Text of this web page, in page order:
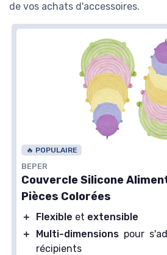
de vos achats d'accessoires.
🔥 POPULAIRE
BEPER
Couvercle Silicone
Pièces Colorées
＋ Flexible et extensible
＋
Multi-dimensions pour
récipients